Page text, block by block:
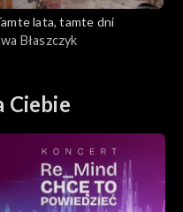
lata, tamte dni
Błaszczyk
Ciebie